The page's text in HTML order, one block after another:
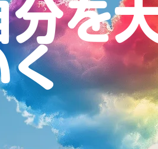
分を
く